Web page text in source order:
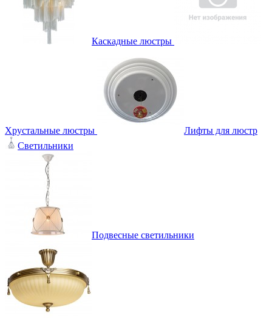
Каскадные люстры
Хрустальные люстры
Лифты для люстр
Светильники
Подвесные светильники